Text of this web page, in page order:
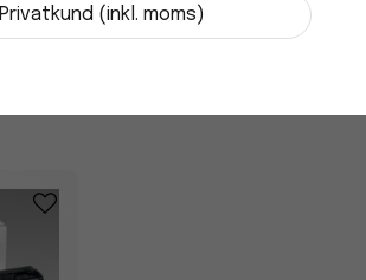
Privatkund (inkl. moms)